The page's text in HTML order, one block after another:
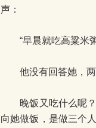
声：
“早晨就吃高粱米粥
他没有回答她，两
晚饭又吃什么呢？
向她做饭，是做三个